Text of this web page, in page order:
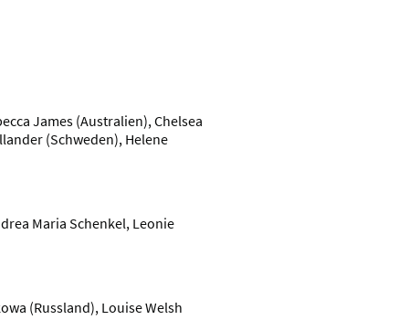
James (Australien), Chelsea
(Schweden), Helene
Maria Schenkel, Leonie
(Russland), Louise Welsh